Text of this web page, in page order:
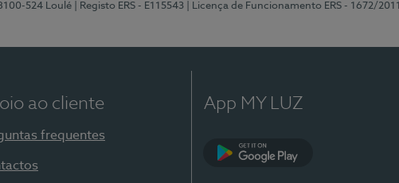
524 Loulé | Registo ERS - E115543 | Licença de Funcionamento ERS - 1672/2011
ao cliente
frequentes
App MY LUZ